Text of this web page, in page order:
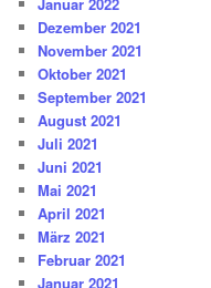
Dezember 2021
November 2021
Oktober 2021
September 2021
August 2021
Juli 2021
Juni 2021
Mai 2021
April 2021
März 2021
Februar 2021
Januar 2021